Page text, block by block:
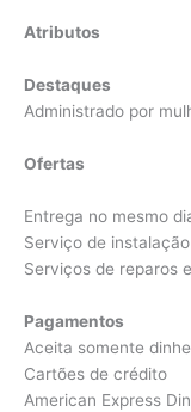
Atributos
Destaques
Administrado por
Ofertas
Entrega no mesmo
Serviço de
Serviços de reparos
Pagamentos
Aceita somente
Cartões de crédito
American Express